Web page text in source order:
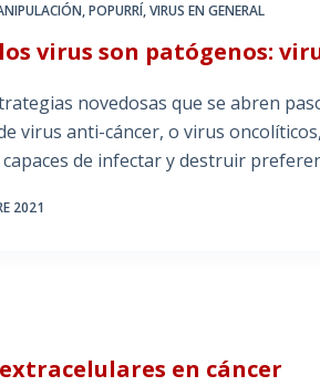
,POPURRÍ,VIRUS EN GENERAL
virus son patógenos:
novedosas que se abren
virus anti-cáncer, o virus
de infectar y destruir
2021
en cáncer